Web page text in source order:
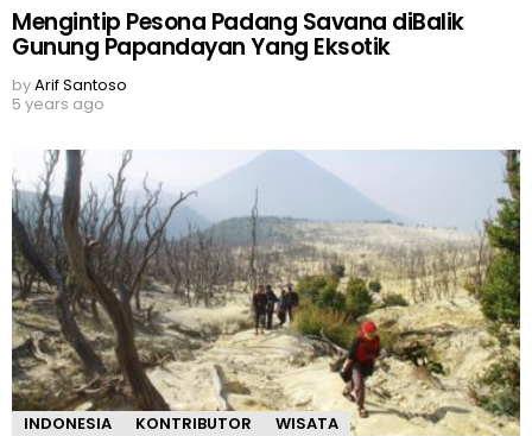
Mengintip Pesona Padang Savana diBalik
Gunung Papandayan Yang Eksotik
byArif Santoso
5 years ago
INDONESIA KONTRIBUTOR WISATA